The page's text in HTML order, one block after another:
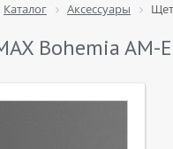
Каталог Аксессуары
Bohemia AM-